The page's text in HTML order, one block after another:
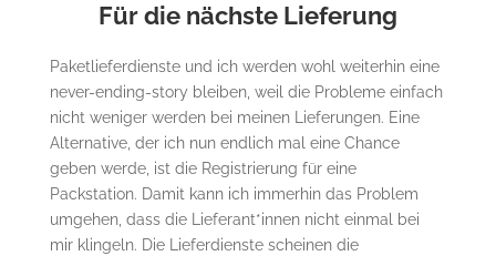
Für die nächste Lieferung
Paketlieferdienste und ich werden wohl weiterhin eine
never-ending-story bleiben, weil die Probleme einfach
nicht weniger werden bei meinen Lieferungen. Eine
Alternative, der ich nun endlich mal eine Chance
geben werde, ist die Registrierung für eine
Packstation. Damit kann ich immerhin das Problem
umgehen, dass die Lieferant*innen nicht einmal bei
mir klingeln. Die Lieferdienste scheinen die